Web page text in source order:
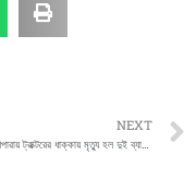
NEXT
নদিয়ার নাকাশিপারায় ট্রাক্টরের ধাক্কায় মৃত্যু হল দুই ব্যাক্তির